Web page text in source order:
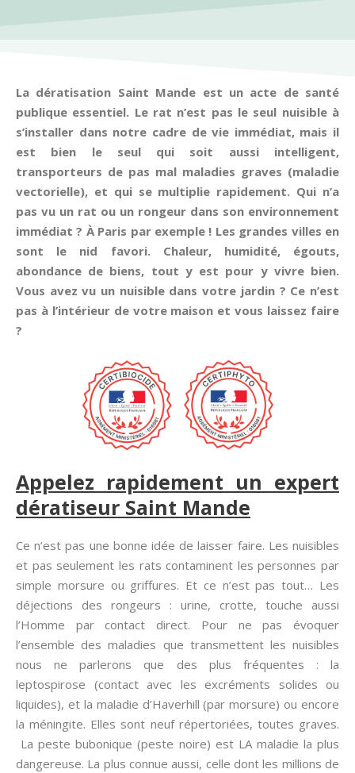
La dératisation Saint Mande est un acte de santé
publique essentiel. Le rat n’est pas le seul nuisible à
s’installer dans notre cadre de vie immédiat, mais il
est bien le seul qui soit aussi intelligent,
transporteurs de pas mal maladies graves (maladie
vectorielle), et qui se multiplie rapidement. Qui n’a
pas vu un rat ou un rongeur dans son environnement
immédiat ? À Paris par exemple ! Les grandes villes en
sont le nid favori. Chaleur, humidité, égouts,
abondance de biens, tout y est pour y vivre bien.
Vous avez vu un nuisible dans votre jardin ? Ce n’est
pas à l’intérieur de votre maison et vous laissez faire
?
Appelez rapidement un expert
dératiseur Saint Mande
Ce n’est pas une bonne idée de laisser faire. Les nuisibles
et pas seulement les rats contaminent les personnes par
simple morsure ou griffures. Et ce n’est pas tout… Les
déjections des rongeurs : urine, crotte, touche aussi
l’Homme par contact direct. Pour ne pas évoquer
l’ensemble des maladies que transmettent les nuisibles
nous ne parlerons que des plus fréquentes : la
leptospirose (contact avec les excréments solides ou
liquides), et la maladie d’Haverhill (par morsure) ou encore
la méningite. Elles sont neuf répertoriées, toutes graves.
La peste bubonique (peste noire) est LA maladie la plus
dangereuse. La plus connue aussi, celle dont les millions de